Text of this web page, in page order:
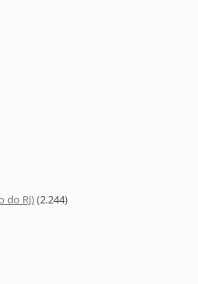
do RJ)(2.244)